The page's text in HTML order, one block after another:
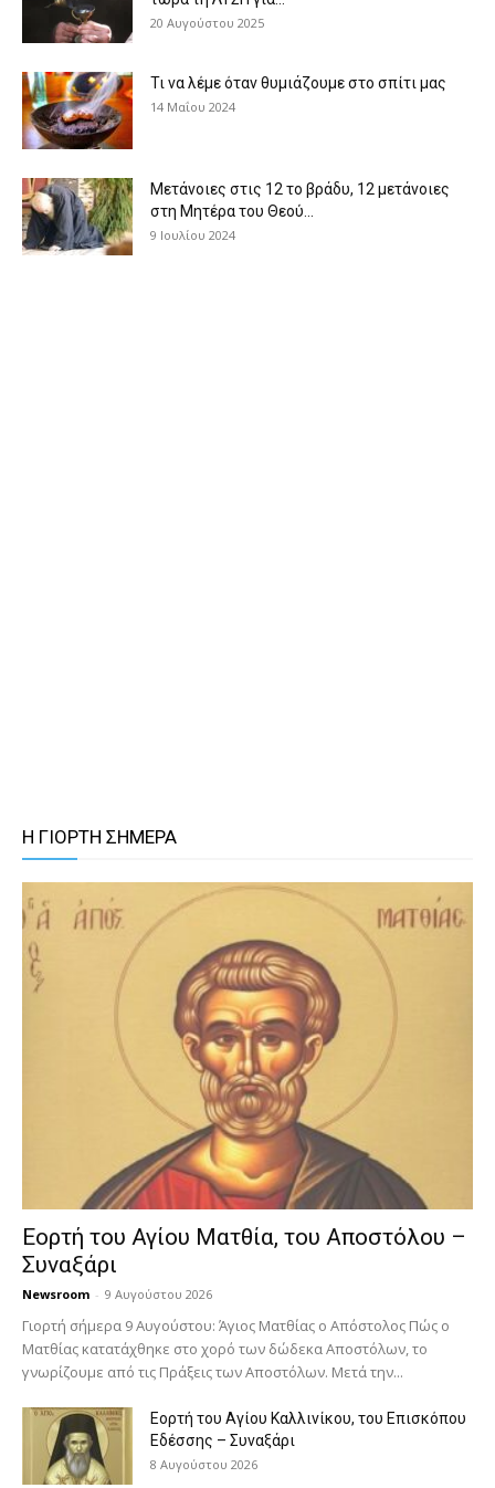
20 Αυγούστου 2025
Τι να λέμε όταν θυμιάζουμε στο σπίτι μας
14 Μαΐου 2024
Μετάνοιες στις 12 το βράδυ, 12 μετάνοιες
στη Μητέρα του Θεού...
9 Ιουλίου 2024
Η ΓΙΟΡΤΗ ΣΗΜΕΡΑ
Εορτή του Αγίου Ματθία, του Αποστόλου –
Συναξάρι
Newsroom - 9 Αυγούστου 2026
Γιορτή σήμερα 9 Αυγούστου: Άγιος Ματθίας ο Απόστολος Πώς ο
Ματθίας κατατάχθηκε στο χορό των δώδεκα Αποστόλων, το
γνωρίζουμε από τις Πράξεις των Αποστόλων. Μετά την...
Εορτή του Αγίου Καλλινίκου, του Επισκόπου
Εδέσσης – Συναξάρι
8 Αυγούστου 2026